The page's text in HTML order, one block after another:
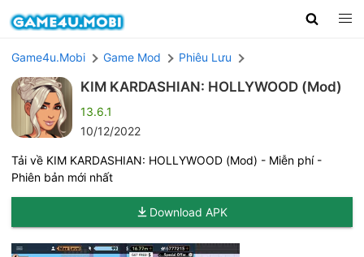
Game4u.Mobi Game Mod Phiêu Lưu
KIM KARDASHIAN: HOLLYWOOD (Mod)
13.6.1
10/12/2022
Tải về KIM KARDASHIAN: HOLLYWOOD (Mod) - Miễn phí -
Phiên bản mới nhất
Download APK